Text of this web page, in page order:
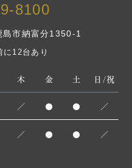
8100
市納富分1350-1
に12台あり
木 金 土 日/祝
／ ● ● ／
／ ● ● ／